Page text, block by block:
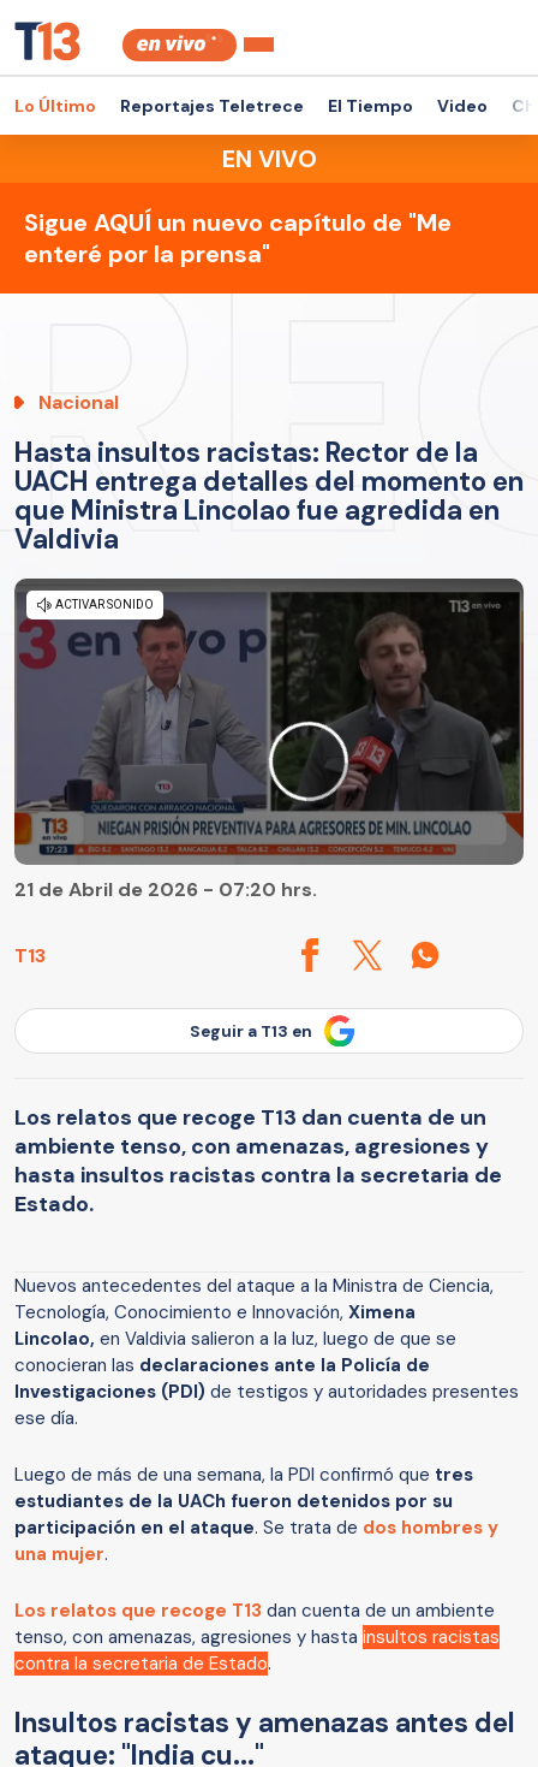
Lo Último Reportajes Teletrece El Tiempo Video
EN VIVO
Sigue AQUÍ un nuevo capítulo de "Me
enteré por la prensa"
Nacional
Hasta insultos racistas: Rector de la
UACH entrega detalles del momento en
que Ministra Lincolao fue agredida en
Valdivia
T13
21 de Abril de 2026 - 07:20 hrs.
Seguir a T13 en
Los relatos que recoge T13 dan cuenta de un
ambiente tenso, con amenazas, agresiones y
hasta insultos racistas contra la secretaria de
Estado.
Nuevos antecedentes del ataque a la Ministra de Ciencia,
Tecnología, Conocimiento e Innovación, Ximena
Lincolao, en Valdivia salieron a la luz, luego de que se
conocieran las declaraciones ante la Policía de
Investigaciones (PDI) de testigos y autoridades presentes
ese día.
Luego de más de una semana, la PDI confirmó que tres
estudiantes de la UACh fueron detenidos por su
participación en el ataque. Se trata de dos hombres y
una mujer.
Los relatos que recoge T13 dan cuenta de un ambiente
tenso, con amenazas, agresiones y hasta insultos racistas
contra la secretaria de Estado.
Insultos racistas y amenazas antes del
ataque: "India cu..."